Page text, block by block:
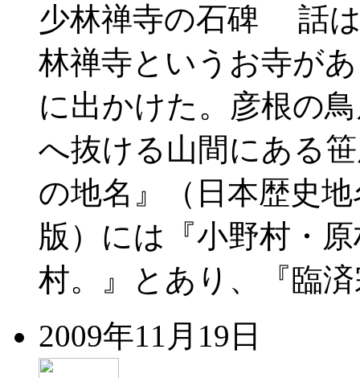
少林禅寺の石碑 話
林禅寺というお寺が
に出かけた。彦根の
へ抜ける山間にある
の地名』（日本歴史
版）には『小野村・
村。』とあり、『臨
2009年11月19日